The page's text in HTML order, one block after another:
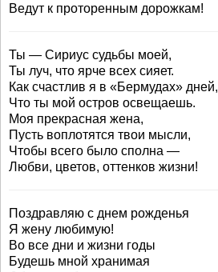
Ведут к проторенным дорожкам!
Ты — Сириус судьбы моей,
Ты луч, что ярче всех сияет.
Как счастлив я в «Бермудах» дней,
Что ты мой остров освещаешь.
Моя прекрасная жена,
Пусть воплотятся твои мысли,
Чтобы всего было сполна —
Любви, цветов, оттенков жизни!
Поздравляю с днем рожденья
Я жену любимую!
Во все дни и жизни годы
Будешь мной хранимая